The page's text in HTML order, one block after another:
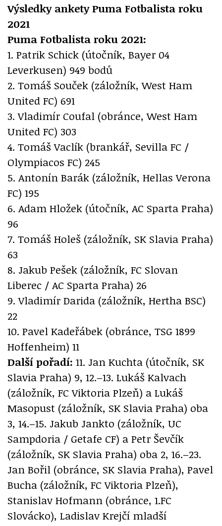
Výsledky ankety Puma Fotbalista roku
2021
Puma Fotbalista roku 2021:
1. Patrik Schick (útočník, Bayer 04
Leverkusen) 949 bodů
2. Tomáš Souček (záložník, West Ham
United FC) 691
3. Vladimír Coufal (obránce, West Ham
United FC) 303
4. Tomáš Vaclík (brankář, Sevilla FC /
Olympiacos FC) 245
5. Antonín Barák (záložník, Hellas Verona
FC) 195
6. Adam Hložek (útočník, AC Sparta Praha)
96
7. Tomáš Holeš (záložník, SK Slavia Praha)
63
8. Jakub Pešek (záložník, FC Slovan
Liberec / AC Sparta Praha) 26
9. Vladimír Darida (záložník, Hertha BSC)
22
10. Pavel Kadeřábek (obránce, TSG 1899
Hoffenheim) 11
Další pořadí: 11. Jan Kuchta (útočník, SK
Slavia Praha) 9, 12.–13. Lukáš Kalvach
(záložník, FC Viktoria Plzeň) a Lukáš
Masopust (záložník, SK Slavia Praha) oba
3, 14.–15. Jakub Jankto (záložník, UC
Sampdoria / Getafe CF) a Petr Ševčík
(záložník, SK Slavia Praha) oba 2, 16.–23.
Jan Bořil (obránce, SK Slavia Praha), Pavel
Bucha (záložník, FC Viktoria Plzeň),
Stanislav Hofmann (obránce, 1.FC
Slovácko), Ladislav Krejčí mladší